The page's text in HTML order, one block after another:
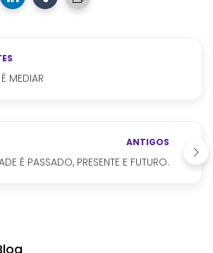
MEDIAR
ANTIGOS
É PASSADO, PRESENTE E FUTURO.